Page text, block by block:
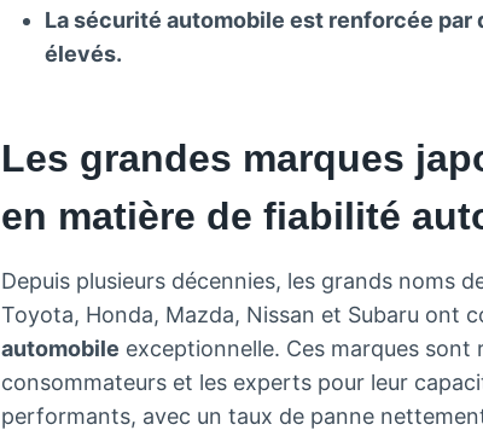
La sécurité automobile est renforcée
élevés.
Les grandes marques
en matière de fiabilité
Depuis plusieurs décennies, les grands noms
Toyota, Honda, Mazda, Nissan et Subaru ont
automobile exceptionnelle. Ces marques
consommateurs et les experts pour leur
performants, avec un taux de panne